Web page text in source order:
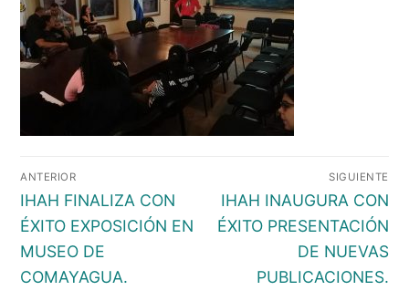
Navegación
de
entradas
ANTERIOR
Entrada
anterior:
IHAH FINALIZA CON
ÉXITO EXPOSICIÓN EN
MUSEO DE
COMAYAGUA.
SIGUIENTE
Entrada
siguiente:
IHAH INAUGURA CON
ÉXITO PRESENTACIÓN
DE NUEVAS
PUBLICACIONES.